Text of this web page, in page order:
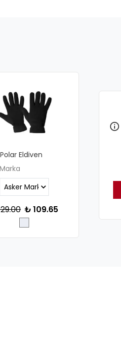
Eldiven
Marka
₺ 109.65